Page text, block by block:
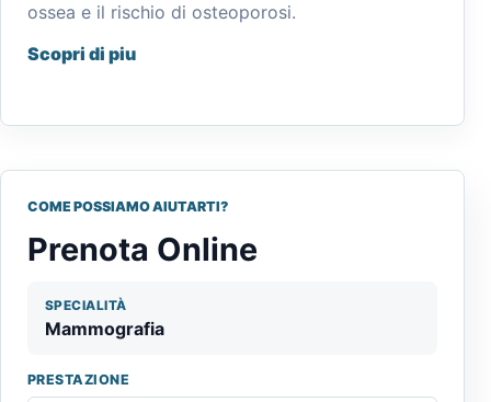
ossea e il rischio di osteoporosi.
Scopri di piu
COME POSSIAMO AIUTARTI?
Prenota Online
SPECIALITÀ
Mammografia
PRESTAZIONE